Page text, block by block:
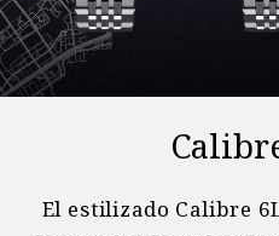
El estilizado Calibre